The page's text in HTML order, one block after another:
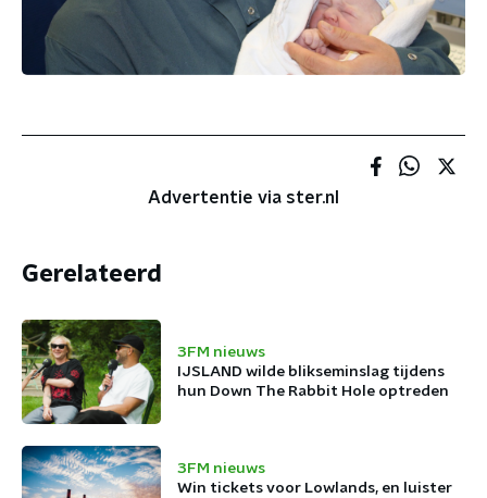
Advertentie via ster.nl
Gerelateerd
3FM nieuws
IJSLAND wilde blikseminslag tijdens
hun Down The Rabbit Hole optreden
3FM nieuws
Win tickets voor Lowlands, en luister